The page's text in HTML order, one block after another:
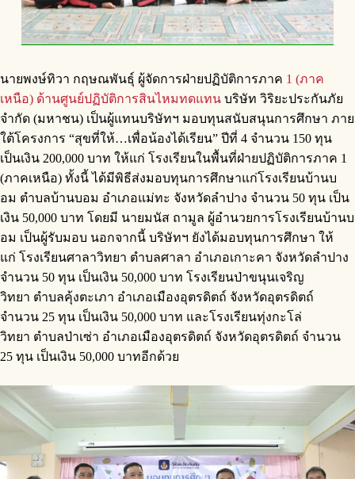
​นายพงษ์ทิวา กฤษณพันธุ์ ผู้จัดการฝ่ายปฏิบัติการภาค 1 (ภาค
เหนือ) ด้านศูนย์ปฏิบัติการสินไหมทดแทน บริษัท วิริยะประกันภัย
จำกัด (มหาชน) เป็นผู้แทนบริษัทฯ มอบทุนสนับสนุนการศึกษา ภาย
ใต้โครงการ “สุขที่ให้…เพื่อน้องได้เรียน” ปีที่ 4 จำนวน 150 ทุน
เป็นเงิน 200,000 บาท ให้แก่ โรงเรียนในพื้นที่ฝ่ายปฏิบัติการภาค 1
(ภาคเหนือ) ทั้งนี้ ได้มีพิธีส่งมอบทุนการศึกษาแก่โรงเรียนบ้านบ
อม ตำบลบ้านบอม อำเภอแม่ทะ จังหวัดลำปาง จำนวน 50 ทุน เป็น
เงิน 50,000 บาท โดยมี นายมนัส ถามูล ผู้อำนวยการโรงเรียนบ้านบ
อม เป็นผู้รับมอบ นอกจากนี้ บริษัทฯ ยังได้มอบทุนการศึกษา ให้
แก่ โรงเรียนศาลาวิทยา ตำบลศาลา อำเภอเกาะคา จังหวัดลำปาง
จำนวน 50 ทุน เป็นเงิน 50,000 บาท โรงเรียนป่าขนุนเจริญ
วิทยา ตำบลคุ้งตะเภา อำเภอเมืองอุตรดิตถ์ จังหวัดอุตรดิตถ์
จำนวน 25 ทุน เป็นเงิน 50,000 บาท และโรงเรียนทุ่งกะโล่
วิทยา ตำบลป่าเซ่า อำเภอเมืองอุตรดิตถ์ จังหวัดอุตรดิตถ์ จำนวน
25 ทุน เป็นเงิน 50,000 บาทอีกด้วย